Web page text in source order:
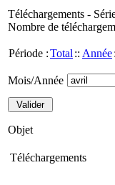
Téléchargements -
Nombre de
Période :Total :: Année
Mois/Année
Objet
Téléchargements